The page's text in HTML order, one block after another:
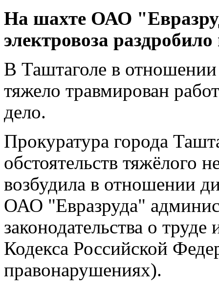
На шахте ОАО
электровоза раздробило
В Таштаголе в
тяжело травмирован
дело.
Прокуратура города
обстоятельств тяжёлого
возбудила в отношении
ОАО "Евразруда"
законодательства о
Кодекса Российской
правонарушениях).